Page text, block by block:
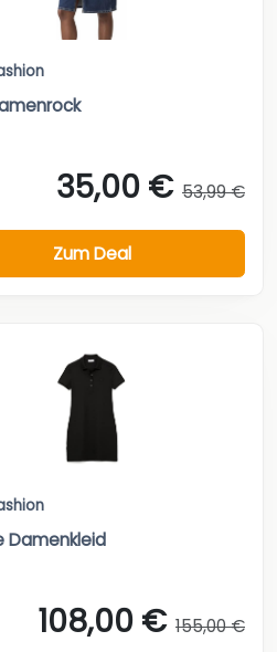
35,00 € 53,99 €
Zum Deal
Damenkleid
108,00 € 155,00 €